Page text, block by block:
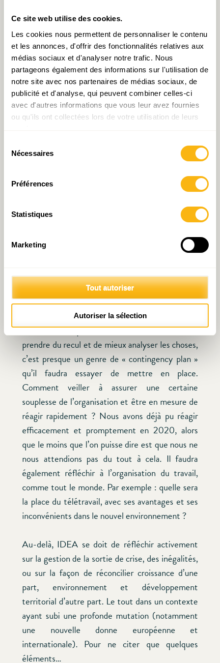
Ce site web utilise des cookies.
Les cookies nous permettent de personnaliser le contenu
et les annonces, d'offrir des fonctionnalités relatives aux
médias sociaux et d'analyser notre trafic. Nous
partageons également des informations sur l'utilisation de
notre site avec nos partenaires de médias sociaux, de
publicité et d'analyse, qui peuvent combiner celles-ci
avec d'autres informations que vous leur avez fournies
ou qu'ils ont collectées lors de votre utilisation de leurs
Nécessaires
Préférences
Statistiques
Marketing
Tout autoriser
Autoriser la sélection
serait-elle ?
Cette crise nous a obligés à passer plus
rapidement que nous l’aurions initialement
anticipé à la transition numérique, au jour le jour.
Mais la crise nous a également montré
l’importance des relations humaines, des
intellectuelle. C’est vital pour un laboratoire
contact direct avec le grand public, les
?
Je dirais que c’est très important de réfléchir à
l’importance d’une bonne résistance, une bonne
résilience dans le cas où un choc survient, quelle
que soit sa nature. Quand la poussière va
retomber et que nous serons en mesure de
prendre du recul et de mieux analyser les choses,
c’est presque un genre de « contingency plan »
qu’il faudra essayer de mettre en place.
Comment veiller à assurer une certaine
souplesse de l’organisation et être en mesure de
réagir rapidement ? Nous avons déjà pu réagir
efficacement et promptement en 2020, alors
que le moins que l’on puisse dire est que nous ne
nous attendions pas du tout à cela. Il faudra
également réfléchir à l’organisation du travail,
comme tout le monde. Par exemple : quelle sera
la place du télétravail, avec ses avantages et ses
inconvénients dans le nouvel environnement ?
Au-delà, IDEA se doit de réfléchir activement
sur la gestion de la sortie de crise, des inégalités,
ou sur la façon de réconcilier croissance d’une
part, environnement et développement
territorial d’autre part. Le tout dans un contexte
ayant subi une profonde mutation (notamment
une nouvelle donne européenne et
internationale). Pour ne citer que quelques
éléments…